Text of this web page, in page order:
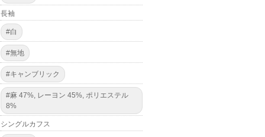
長袖
#白
#無地
#キャンブリック
#麻 47%, レーヨン 45%, ポリエステル
8%
シングルカフス